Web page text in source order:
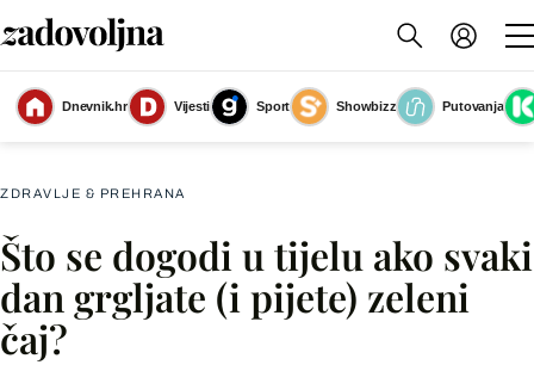
Dnevnik.hr Vijesti Sport Showbizz
Putovanja
Slika nije dostupna
ZDRAVLJE & PREHRANA
Što se dogodi u tijelu ako svaki
dan grgljate (i pijete) zeleni
čaj?
Facebook